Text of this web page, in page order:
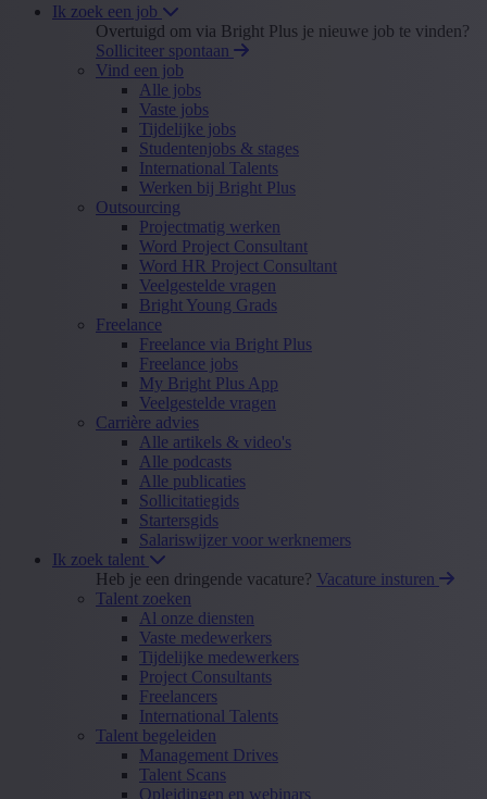
Ik zoek een job
Overtuigd om via Bright Plus je nieuwe job te vinden?
Solliciteer spontaan
Vind een job
Alle jobs
Vaste jobs
Tijdelijke jobs
Studentenjobs & stages
International Talents
Werken bij Bright Plus
Outsourcing
Projectmatig werken
Word Project Consultant
Word HR Project Consultant
Veelgestelde vragen
Bright Young Grads
Freelance
Freelance via Bright Plus
Freelance jobs
My Bright Plus App
Veelgestelde vragen
Carrière advies
Alle artikels & video's
Alle podcasts
Alle publicaties
Sollicitatiegids
Startersgids
Salariswijzer voor werknemers
Ik zoek talent
Heb je een dringende vacature? Vacature insturen
Talent zoeken
Al onze diensten
Vaste medewerkers
Tijdelijke medewerkers
Project Consultants
Freelancers
International Talents
Talent begeleiden
Management Drives
Talent Scans
Opleidingen en webinars